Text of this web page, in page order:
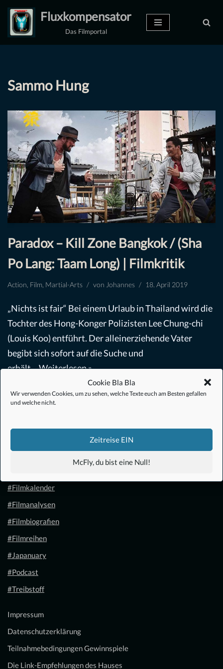
Cookie Bla Bla
Wir verwenden Cookies, um zu sehen, welche Texte euch am Besten gefallen
und welche nicht.
Zeitreise EIN
McFly, du bist eine Null!
Zum
Inhalt
Fluxkompensator
Das Filmportal
Sammo Hung
Paradox – Kill Zone Bangkok / (Sha
Po Lang: Taam Long) | Filmkritik
Action, Film, Martial-Arts von Johannes 18. April 2019
„Nichts ist fair“ Bei einem Urlaub in Thailand wird die
Tochter des Hong-Konger Polizisten Lee Chung-chi
(Louis Koo) entführt. Der alleinerziehende Vater
begibt sich sofort auf die Suche und
erhält…Weiterlesen »
#Anime
#Filmkalender
#Filmanalysen
#Filmbiografien
#Filmreihen
#Japanuary
#Podcast
#Treibstoff
Impressum
Datenschutzerklärung
Teilnahmebedingungen Gewinnspiele
Die Link-Empfehlungen des Hauses